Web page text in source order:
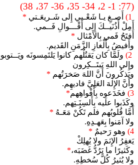
(77: 1- 2، 34- 35، 36- 37، 38)
أَصـغِ يـا شَعْـبي إِلى شَـريعَـتي *
أَمِلْ أُذُنَيــكَ إِلى أَقْـــوالِ فَــمي.
أَفتَحُ فَمي بِالأَمْثال *
وأَفيضُ بِأَلْغازِ الزَّمَنِ القَديم.
ولَمَّا كان يَقتُلُهم كانوا يَلتَمِسونَه
وإِلى اللهِ يَبتَــكِرون
ويَذكُرونَ أَنَّ اللهَ صَخرَتُهم *
وأَنَّ الإِلٰهَ العَلِيَّ فاديهِم.
3) فخَدَعوه بِأَفْواهِهم*
وكَذَبوا علَيه بِأَلسِنَـتِهم.
أَمَّا قُلوبُهم فلم تَكُنْ مَعَـهُ *
ولا آمَنوا بِعَهـدِهِ.
4) وهو رَحيمٌ *
يَغفِرُ الإِثمَ ولا يُهلِكْ
وكَثيرًا ما يَرُدُّ غَضَبَه،*
ولا يُثيرُ كُلَّ سُخطِهِ.